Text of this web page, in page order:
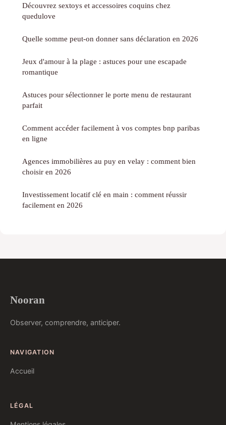
Découvrez sextoys et accessoires coquins chez
quedulove
Quelle somme peut-on donner sans déclaration en 2026
Jeux d'amour à la plage : astuces pour une escapade
romantique
Astuces pour sélectionner le porte menu de restaurant
parfait
Comment accéder facilement à vos comptes bnp paribas
en ligne
Agences immobilières au puy en velay : comment bien
choisir en 2026
Investissement locatif clé en main : comment réussir
facilement en 2026
Nooran
Observer, comprendre, anticiper.
NAVIGATION
Accueil
LÉGAL